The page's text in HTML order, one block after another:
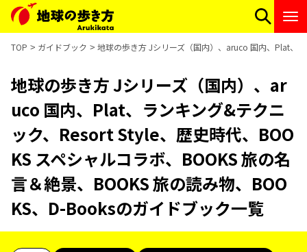
TOP ガイドブック 地球の歩き方 Jシリーズ（国内）、aruco 国内、Plat、
地球の歩き方 Jシリーズ（国内）、ar
uco 国内、Plat、ランキング&テクニ
ック、Resort Style、歴史時代、BOO
KS スペシャルコラボ、BOOKS 旅の名
言＆絶景、BOOKS 旅の読み物、BOO
KS、D-Booksのガイドブック一覧